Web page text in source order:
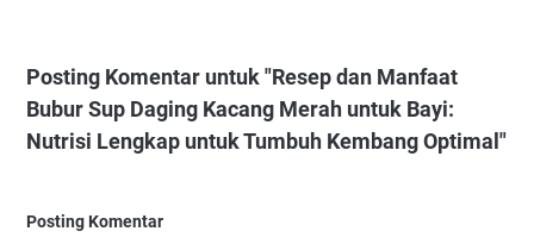
Posting Komentar untuk "Resep dan Manfaat
Bubur Sup Daging Kacang Merah untuk Bayi:
Nutrisi Lengkap untuk Tumbuh Kembang Optimal"
Posting Komentar